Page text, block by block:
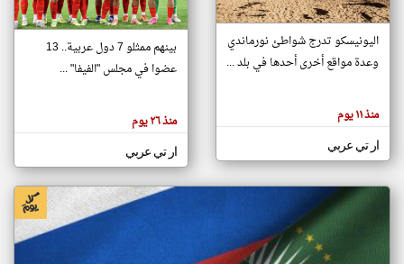
تغيير الدولة
اخبار جزر القمر على مدار الساعة
أهم اخبار جزر القمر العاجلة والمباشرة
هنا عن
وجهة
كاتبيها.
اليونيسكو تدرج شواطئ نورماندي
وعدة مواقع أخرى أحدها في بلد ...
منذ ١١ يوم
ار تي عربي
بينهم ممثلو 7 دول عربية.. 13
عضوا في مجلس "الفيفا" ...
منذ ٢٦ يوم
ار تي عربي
klyoum.com